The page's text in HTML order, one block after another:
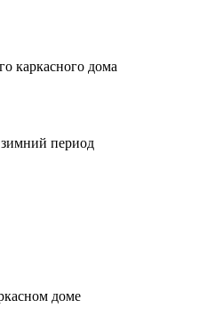
каркасного дома
период
доме